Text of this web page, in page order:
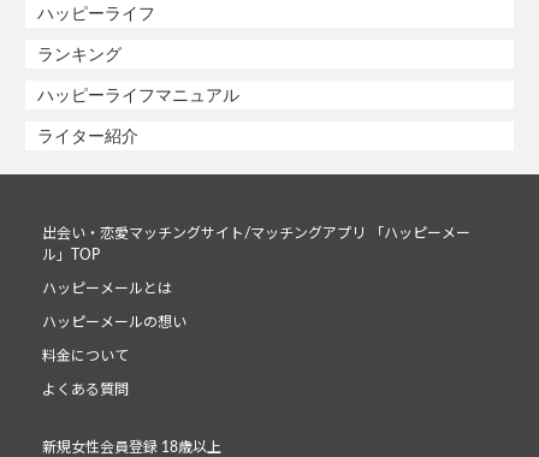
ハッピーライフ
ランキング
ハッピーライフマニュアル
ライター紹介
出会い・恋愛マッチングサイト/マッチングアプリ 「ハッピーメー
ル」TOP
ハッピーメールとは
ハッピーメールの想い
料金について
よくある質問
新規女性会員登録 18歳以上